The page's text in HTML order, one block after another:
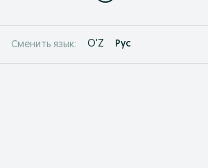
Сменить язык: O'Z Рус